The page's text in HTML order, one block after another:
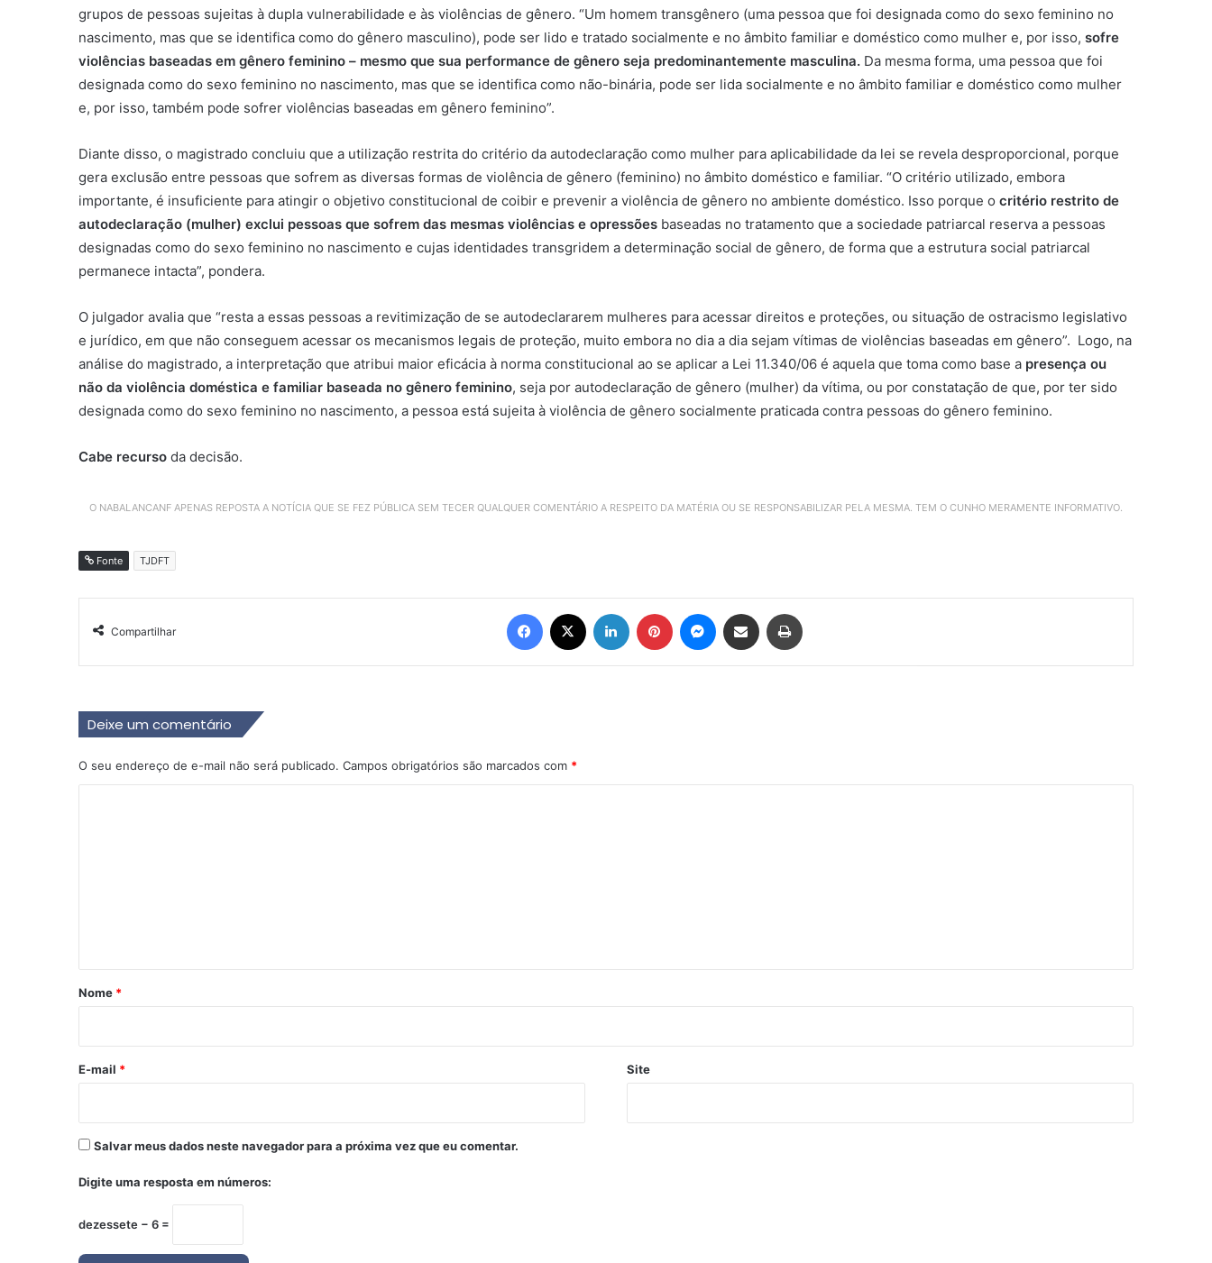
grupos de pessoas sujeitas à dupla vulnerabilidade e às violências de gênero. “Um homem transgênero (uma pessoa que foi designada como do sexo feminino no
nascimento, mas que se identifica como do gênero masculino), pode ser lido e tratado socialmente e no âmbito familiar e doméstico como mulher e, por isso, sofre
violências baseadas em gênero feminino – mesmo que sua performance de gênero seja predominantemente masculina. Da mesma forma, uma pessoa que foi
designada como do sexo feminino no nascimento, mas que se identifica como não-binária, pode ser lida socialmente e no âmbito familiar e doméstico como mulher
e, por isso, também pode sofrer violências baseadas em gênero feminino”.
Diante disso, o magistrado concluiu que a utilização restrita do critério da autodeclaração como mulher para aplicabilidade da lei se revela desproporcional, porque
gera exclusão entre pessoas que sofrem as diversas formas de violência de gênero (feminino) no âmbito doméstico e familiar. “O critério utilizado, embora
importante, é insuficiente para atingir o objetivo constitucional de coibir e prevenir a violência de gênero no ambiente doméstico. Isso porque o critério restrito de
autodeclaração (mulher) exclui pessoas que sofrem das mesmas violências e opressões baseadas no tratamento que a sociedade patriarcal reserva a pessoas
designadas como do sexo feminino no nascimento e cujas identidades transgridem a determinação social de gênero, de forma que a estrutura social patriarcal
permanece intacta”, pondera.
O julgador avalia que “resta a essas pessoas a revitimização de se autodeclararem mulheres para acessar direitos e proteções, ou situação de ostracismo legislativo
e jurídico, em que não conseguem acessar os mecanismos legais de proteção, muito embora no dia a dia sejam vítimas de violências baseadas em gênero”. Logo, na
análise do magistrado, a interpretação que atribui maior eficácia à norma constitucional ao se aplicar a Lei 11.340/06 é aquela que toma como base a presença ou
não da violência doméstica e familiar baseada no gênero feminino, seja por autodeclaração de gênero (mulher) da vítima, ou por constatação de que, por ter sido
designada como do sexo feminino no nascimento, a pessoa está sujeita à violência de gênero socialmente praticada contra pessoas do gênero feminino.
Cabe recurso da decisão.
O NABALANCANF APENAS REPOSTA A NOTÍCIA QUE SE FEZ PÚBLICA SEM TECER QUALQUER COMENTÁRIO A RESPEITO DA MATÉRIA OU SE RESPONSABILIZAR PELA MESMA. TEM O CUNHO MERAMENTE INFORMATIVO.
Fonte TJDFT
Compartilhar
Deixe um comentário
O seu endereço de e-mail não será publicado. Campos obrigatórios são marcados com *
r
*
Nome *
E-mail * Site
Salvar meus dados neste navegador para a próxima vez que eu comentar.
Digite uma resposta em números:
dezessete − 6 =